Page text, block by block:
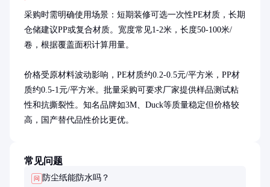
采购时需明确使用场景：短期装修可选一次性PE材质，长期
仓储建议PP或复合材质。宽度常见1-2米，长度50-100米/
卷，根据覆盖面积计算用量。
价格受原材料波动影响，PE材质约0.2-0.5元/平方米，PP材
质约0.5-1元/平方米。批量采购可要求厂家提供样品测试粘
性和抗撕裂性。知名品牌如3M、Duck等质量稳定但价格较
高，国产替代品性价比更优。
常见问题
问 防尘纸能防水吗？